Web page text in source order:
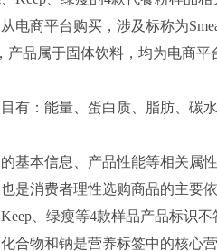
商平台购买，涉及标称为
产品属于固体饮料，均为电商
：能量、蛋白质、脂肪、碳
本信息、产品性能等相关属
是消费者理性选购商品的主要
、绿瘦等4款样品产品标识不
物和钠是营养标签中的核心